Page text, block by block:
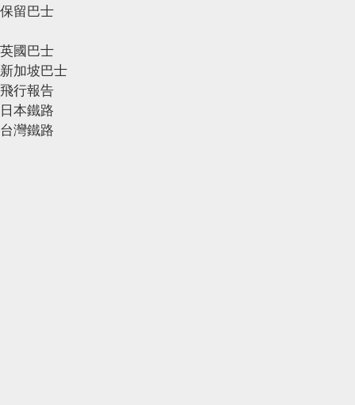
保留巴士
英國巴士
新加坡巴士
飛行報告
日本鐵路
台灣鐵路